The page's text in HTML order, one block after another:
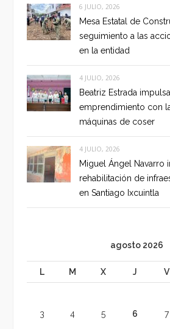
6 JULIO, 2026
Mesa Estatal de
seguimiento a las
en la entidad
4 JULIO, 2026
Beatriz Estrada
emprendimiento con
máquinas de coser
4 JULIO, 2026
Miguel Ángel Navarro
rehabilitación de
en Santiago Ixcuintla
agosto 2026
L M X J V
3 4 5 6 7